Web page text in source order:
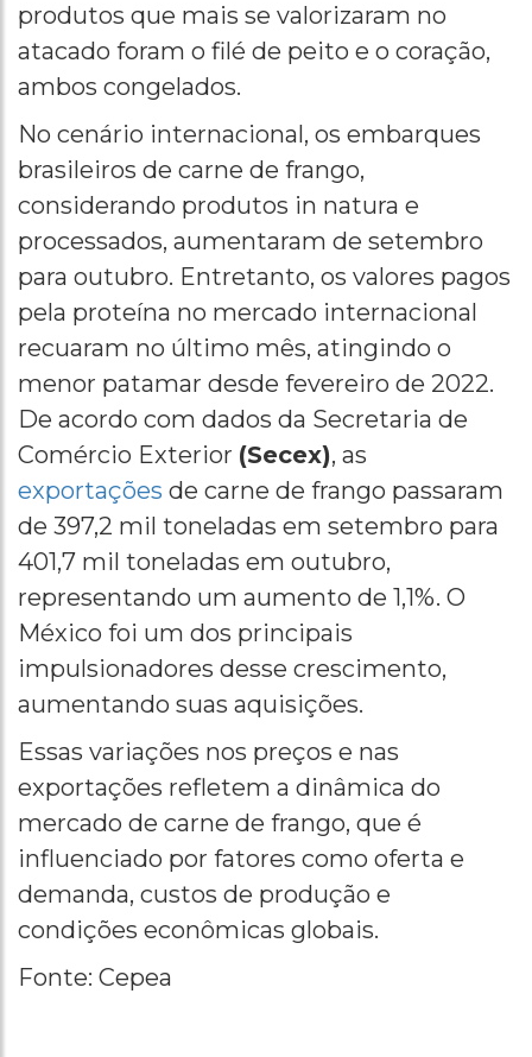
produtos que mais se valorizaram no
atacado foram o filé de peito e o coração,
ambos congelados.
No cenário internacional, os embarques
brasileiros de carne de frango,
considerando produtos in natura e
processados, aumentaram de setembro
para outubro. Entretanto, os valores pagos
pela proteína no mercado internacional
recuaram no último mês, atingindo o
menor patamar desde fevereiro de 2022.
De acordo com dados da Secretaria de
Comércio Exterior (Secex), as
exportações de carne de frango passaram
de 397,2 mil toneladas em setembro para
401,7 mil toneladas em outubro,
representando um aumento de 1,1%. O
México foi um dos principais
impulsionadores desse crescimento,
aumentando suas aquisições.
Essas variações nos preços e nas
exportações refletem a dinâmica do
mercado de carne de frango, que é
influenciado por fatores como oferta e
demanda, custos de produção e
condições econômicas globais.
Fonte: Cepea